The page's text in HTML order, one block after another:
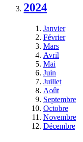
2024
Janvier
Février
Mars
Avril
Mai
Juin
Juillet
Août
Septembre
Octobre
Novembre
Décembre